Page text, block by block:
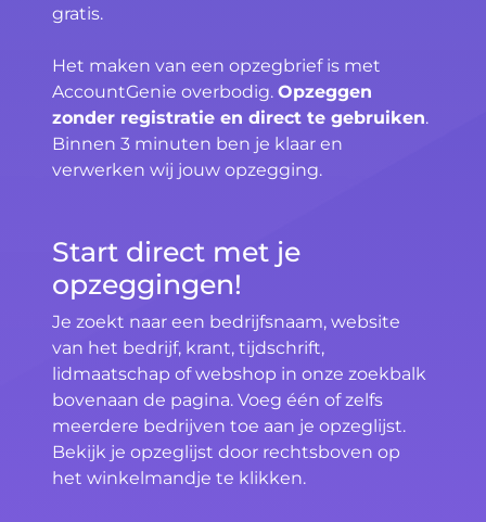
gratis.
Het maken van een opzegbrief is met
AccountGenie overbodig. Opzeggen
zonder registratie en direct te gebruiken.
Binnen 3 minuten ben je klaar en
verwerken wij jouw opzegging.
Start direct met je
opzeggingen!
Je zoekt naar een bedrijfsnaam, website
van het bedrijf, krant, tijdschrift,
lidmaatschap of webshop in onze zoekbalk
bovenaan de pagina. Voeg één of zelfs
meerdere bedrijven toe aan je opzeglijst.
Bekijk je opzeglijst door rechtsboven op
het winkelmandje te klikken.